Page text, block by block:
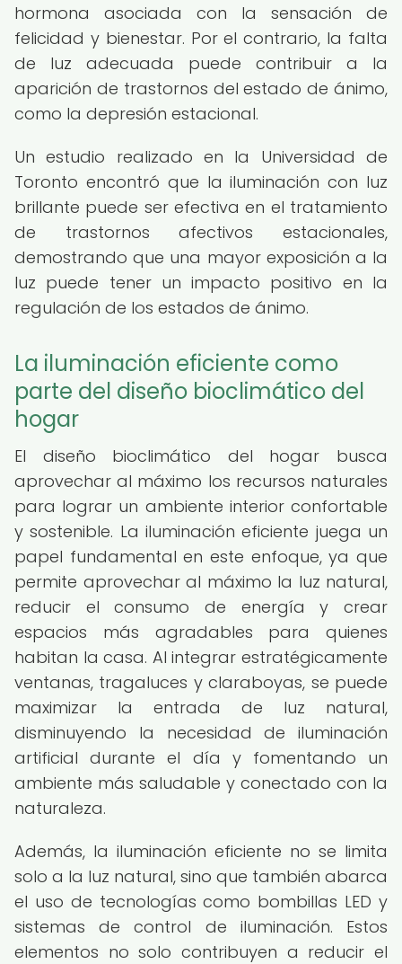
hormona asociada con la sensación de
felicidad y bienestar. Por el contrario, la falta
de luz adecuada puede contribuir a la
aparición de trastornos del estado de ánimo,
como la depresión estacional.
Un estudio realizado en la Universidad de
Toronto encontró que la iluminación con luz
brillante puede ser efectiva en el tratamiento
de trastornos afectivos estacionales,
demostrando que una mayor exposición a la
luz puede tener un impacto positivo en la
regulación de los estados de ánimo.
La iluminación eficiente como
parte del diseño bioclimático del
hogar
El diseño bioclimático del hogar busca
aprovechar al máximo los recursos naturales
para lograr un ambiente interior confortable
y sostenible. La iluminación eficiente juega un
papel fundamental en este enfoque, ya que
permite aprovechar al máximo la luz natural,
reducir el consumo de energía y crear
espacios más agradables para quienes
habitan la casa. Al integrar estratégicamente
ventanas, tragaluces y claraboyas, se puede
maximizar la entrada de luz natural,
disminuyendo la necesidad de iluminación
artificial durante el día y fomentando un
ambiente más saludable y conectado con la
naturaleza.
Además, la iluminación eficiente no se limita
solo a la luz natural, sino que también abarca
el uso de tecnologías como bombillas LED y
sistemas de control de iluminación. Estos
elementos no solo contribuyen a reducir el